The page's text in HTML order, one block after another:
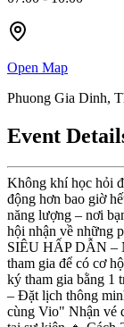
Open Map
Phuong Gia Dinh,
Event
Không khí học hỏi
động hơn bao giờ
năng lượng – nơi
hội nhận về những
SIÊU HẤP DẪN
tham gia để có cơ
ký tham gia bằng 1
– Đặt lịch thông
cùng Vio" Nhận vé